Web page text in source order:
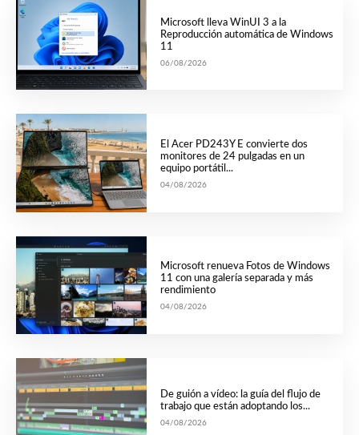
Microsoft lleva WinUI 3 a la
Reproducción automática de Windows
11
06/08/2026
El Acer PD243Y E convierte dos
monitores de 24 pulgadas en un
equipo portátil...
04/08/2026
Microsoft renueva Fotos de Windows
11 con una galería separada y más
rendimiento
04/08/2026
De guión a vídeo: la guía del flujo de
trabajo que están adoptando los...
04/08/2026